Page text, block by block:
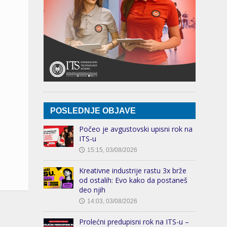
POSLEDNJE OBJAVE
Počeo je avgustovski upisni rok na
ITS-u
🕔 15:15, 03/08/2026
Kreativne industrije rastu 3x brže
od ostalih: Evo kako da postaneš
deo njih
🕔 14:03, 03/08/2026
Prolećni predupisni rok na ITS-u –